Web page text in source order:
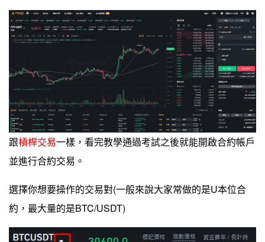
跟槓桿交易一樣，看完教學通過考試之後就能開啟合約帳戶
並進行合約交易。
選擇你想要操作的交易對(一般來說大家常做的是U本位合
約，最大量的是BTC/USDT)